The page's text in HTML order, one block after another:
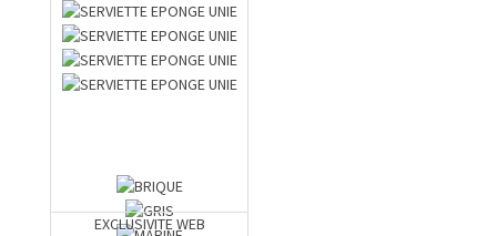
EXCLUSIVITE WEB